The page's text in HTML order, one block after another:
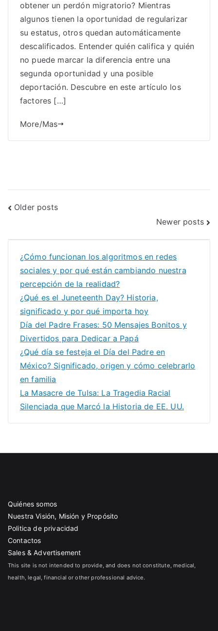
obtener un perdón migratorio? Mientras
algunos tienen la oportunidad de regularizar
su estatus, otros quedan automáticamente
descalificados. Entender quién califica y quién
no puede marcar la diferencia entre una
segunda oportunidad y una posible
deportación. Descubre en este artículo los
factores […]
More/Mas
Posts
Older posts
Newer posts
¿Cómo funcionan los algoritmos en redes
sociales y por qué están cambiando nuestra
percepción de la realidad?
¿Qué es el Juneteenth Day? Historia,
significado y por qué importa hoy
Día del Padre Frases: 50 Mensajes Bonitos y
Divertidos para Dedicar a Papá
¿Qué día se festeja el Día del Padre en
México? Significado, origen y cómo celebrarlo
en familia
La Masacre de Tulsa: La Tragedia Racial
Silenciada que Marcó la Historia de EE. UU.
Quiénes somos
Nuestra Visión, Misión y Propósito
Politica de privacidad
Contactos
Sales & Advertisement
This site is not intended to provide, and does not constitute, medical,
health, legal, financial or other professional advice.